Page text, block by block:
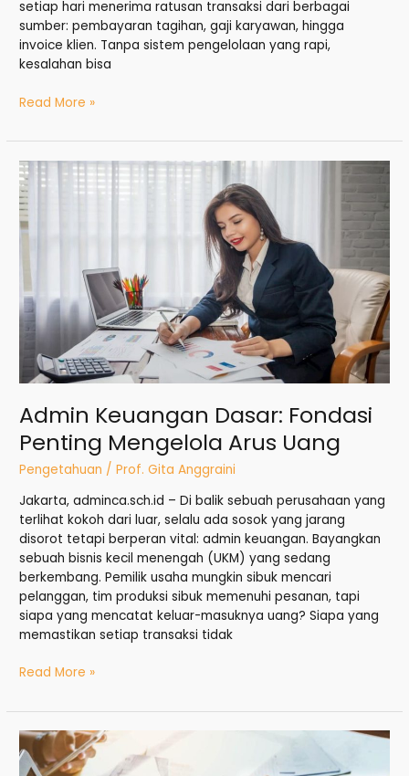
setiap hari menerima ratusan transaksi dari berbagai
sumber: pembayaran tagihan, gaji karyawan, hingga
invoice klien. Tanpa sistem pengelolaan yang rapi,
kesalahan bisa
Read More »
Admin Keuangan Dasar: Fondasi
Penting Mengelola Arus Uang
Pengetahuan /Prof. Gita Anggraini
Jakarta, adminca.sch.id – Di balik sebuah perusahaan yang
terlihat kokoh dari luar, selalu ada sosok yang jarang
disorot tetapi berperan vital: admin keuangan. Bayangkan
sebuah bisnis kecil menengah (UKM) yang sedang
berkembang. Pemilik usaha mungkin sibuk mencari
pelanggan, tim produksi sibuk memenuhi pesanan, tapi
siapa yang mencatat keluar-masuknya uang? Siapa yang
memastikan setiap transaksi tidak
Admin
Keuangan
Dasar:
Fondasi
Uang
Read More »
Mengenal
Lebih